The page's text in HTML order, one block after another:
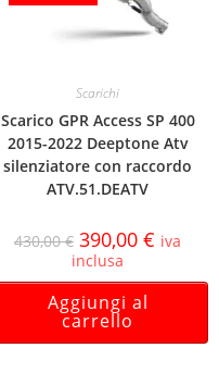
Scarichi
Scarico GPR Access SP 400
2015-2022 Deeptone Atv
silenziatore con raccordo
ATV.51.DEATV
430,00€ 390,00 € iva
inclusa
Aggiungi al
carrello